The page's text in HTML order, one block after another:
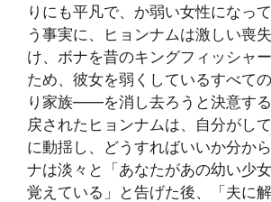
りにも平凡で、か弱い女性になっ
う事実に、ヒョンナムは激しい喪
け、ボナを昔のキングフィッシャ
ため、彼女を弱くしているすべて
り家族――を消し去ろうと決意す
戻されたヒョンナムは、自分がし
に動揺し、どうすればいいか分か
ナは淡々と「あなたがあの幼い少
覚えている」と告げた後、「夫に